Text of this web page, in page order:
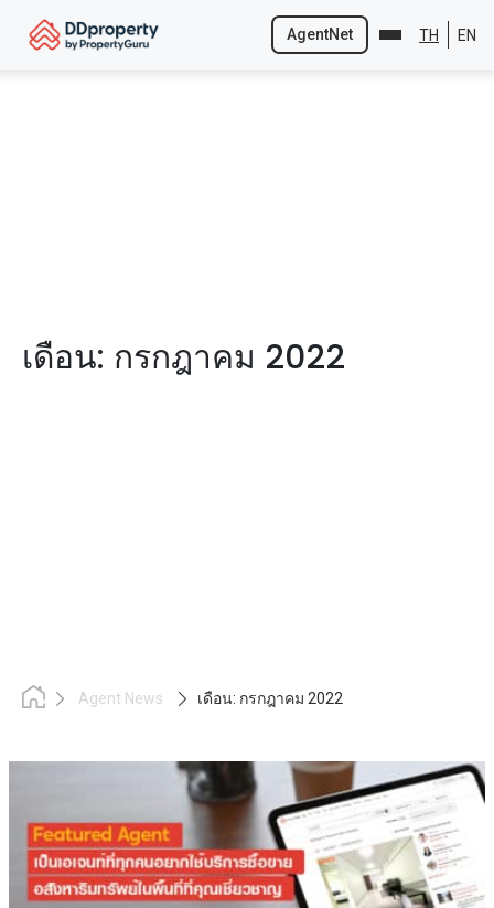
AgentNet TH EN
เดือน: กรกฎาคม 2022
Agent News เดือน: กรกฎาคม 2022